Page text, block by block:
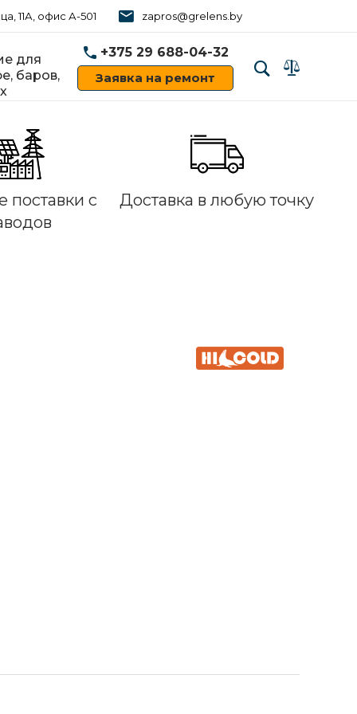
11А, офис А-501 zapros@grelens.by
для
баров,
+375 29 688-04-32
Заявка на ремонт
поставки с
Доставка в любую точку